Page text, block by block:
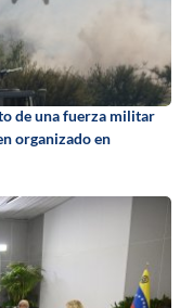
de una fuerza militar
organizado en